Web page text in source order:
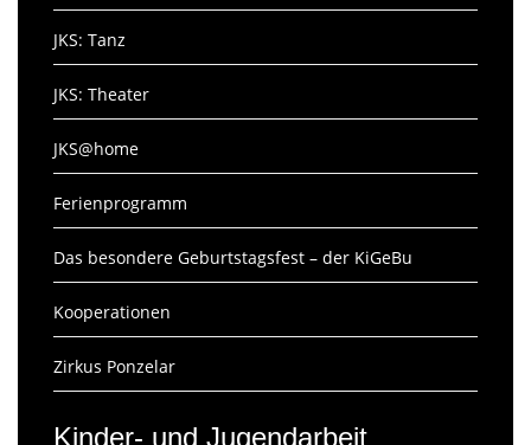
JKS: Tanz
JKS: Theater
JKS@home
Ferienprogramm
Das besondere Geburtstagsfest – der KiGeBu
Kooperationen
Zirkus Ponzelar
Kinder- und Jugendarbeit